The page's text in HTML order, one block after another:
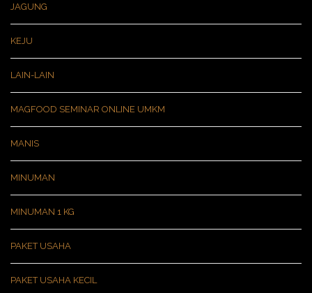
JAGUNG
KEJU
LAIN-LAIN
MAGFOOD SEMINAR ONLINE UMKM
MANIS
MINUMAN
MINUMAN 1 KG
PAKET USAHA
PAKET USAHA KECIL